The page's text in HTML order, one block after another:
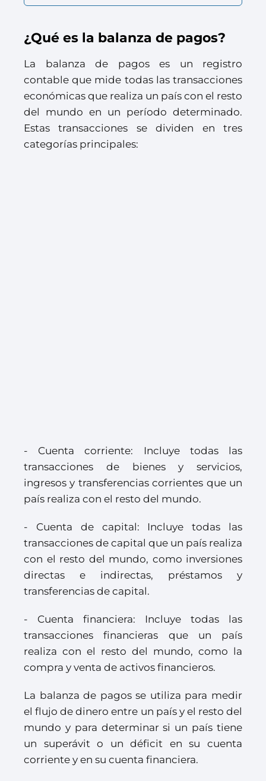
¿Qué es la balanza de pagos?
La balanza de pagos es un registro
contable que mide todas las transacciones
económicas que realiza un país con el resto
del mundo en un período determinado.
Estas transacciones se dividen en tres
categorías principales:
- Cuenta corriente: Incluye todas las
transacciones de bienes y servicios,
ingresos y transferencias corrientes que un
país realiza con el resto del mundo.
- Cuenta de capital: Incluye todas las
transacciones de capital que un país realiza
con el resto del mundo, como inversiones
directas e indirectas, préstamos y
transferencias de capital.
- Cuenta financiera: Incluye todas las
transacciones financieras que un país
realiza con el resto del mundo, como la
compra y venta de activos financieros.
La balanza de pagos se utiliza para medir
el flujo de dinero entre un país y el resto del
mundo y para determinar si un país tiene
un superávit o un déficit en su cuenta
corriente y en su cuenta financiera.